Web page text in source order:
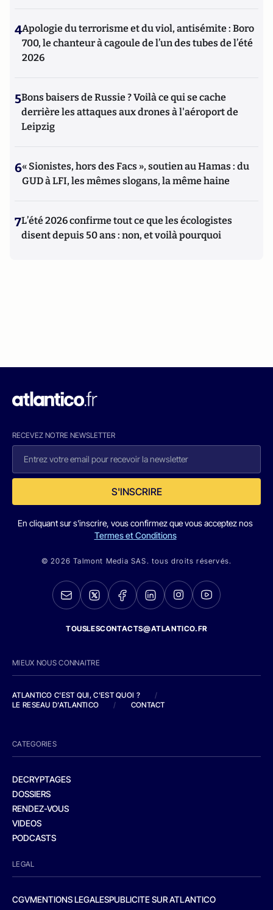
4Apologie du terrorisme et du viol, antisémite : Boro
700, le chanteur à cagoule de l’un des tubes de l’été
2026
5Bons baisers de Russie ? Voilà ce qui se cache
derrière les attaques aux drones à l'aéroport de
Leipzig
6« Sionistes, hors des Facs », soutien au Hamas : du
GUD à LFI, les mêmes slogans, la même haine
7L’été 2026 confirme tout ce que les écologistes
disent depuis 50 ans : non, et voilà pourquoi
RECEVEZ NOTRE NEWSLETTER
S'INSCRIRE
En cliquant sur s'inscrire, vous confirmez que vous acceptez nos
Termes et Conditions
© 2026 Talmont Media SAS. tous droits réservés.
TOUSLESCONTACTS@ATLANTICO.FR
MIEUX NOUS CONNAITRE
ATLANTICO C'EST QUI, C'EST QUOI ?
/
LE RESEAU D'ATLANTICO
/ CONTACT
CATEGORIES
DECRYPTAGES
DOSSIERS
RENDEZ-VOUS
VIDEOS
PODCASTS
LEGAL
CGVMENTIONS LEGALESPUBLICITE SUR ATLANTICO